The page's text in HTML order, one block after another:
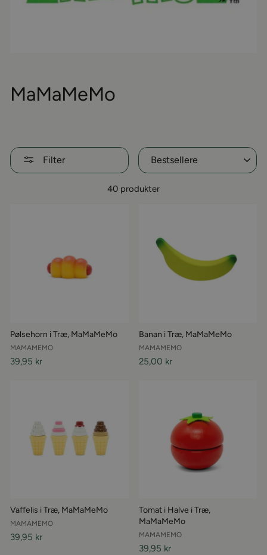
MaMaMeMo
Filter
Sorter
40 produkter
Pølsehorn i Træ, MaMaMeMo
MAMAMEMO
39,95 kr
Banan i Træ, MaMaMeMo
MAMAMEMO
25,00 kr
Vaffelis i Træ, MaMaMeMo
MAMAMEMO
39,95 kr
Tomat i Halve i Træ,
MaMaMeMo
MAMAMEMO
39,95 kr